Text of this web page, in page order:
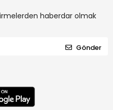
haberdar olmak
Gönder